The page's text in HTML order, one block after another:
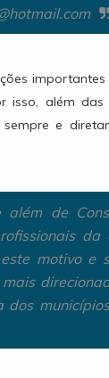
isso, além
e
de
da
motivo e